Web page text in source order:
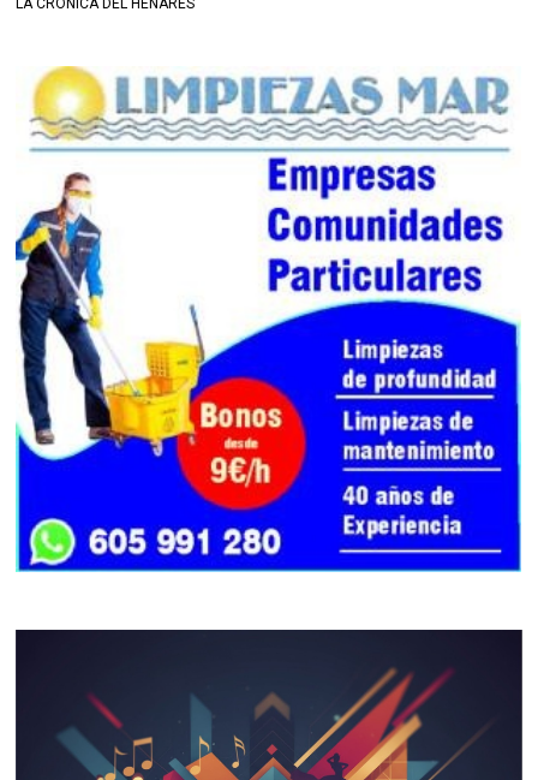
LA CRÓNICA DEL HENARES